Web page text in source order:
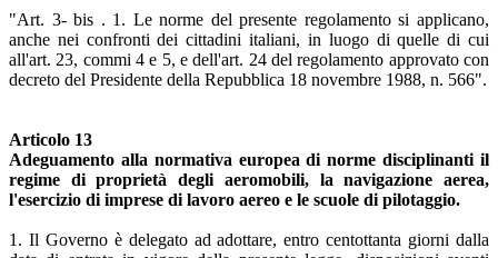
"Art. 3- bis . 1. Le norme del presente regolamento si applicano,
anche nei confronti dei cittadini italiani, in luogo di quelle di cui
all'art. 23, commi 4 e 5, e dell'art. 24 del regolamento approvato con
decreto del Presidente della Repubblica 18 novembre 1988, n. 566".
Articolo 13
Adeguamento alla normativa europea di norme disciplinanti il
regime di proprietà degli aeromobili, la navigazione aerea,
l'esercizio di imprese di lavoro aereo e le scuole di pilotaggio.
1. Il Governo è delegato ad adottare, entro centottanta giorni dalla